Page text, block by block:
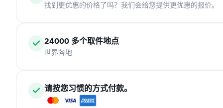
找到更优惠的价格了吗？我们会给您提供更优惠的报价。
24000 多个取件地点
世界各地
请按您习惯的方式付款。